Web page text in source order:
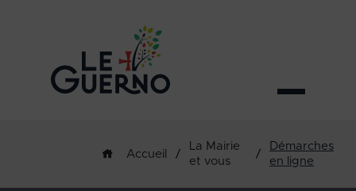
Accueil /
La Mairie
et vous
/
Démarches
en ligne